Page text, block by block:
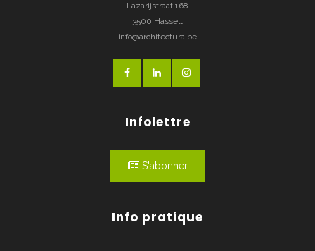
Lazarijstraat 168
3500 Hasselt
info@architectura.be
Infolettre
S'abonner
Info pratique